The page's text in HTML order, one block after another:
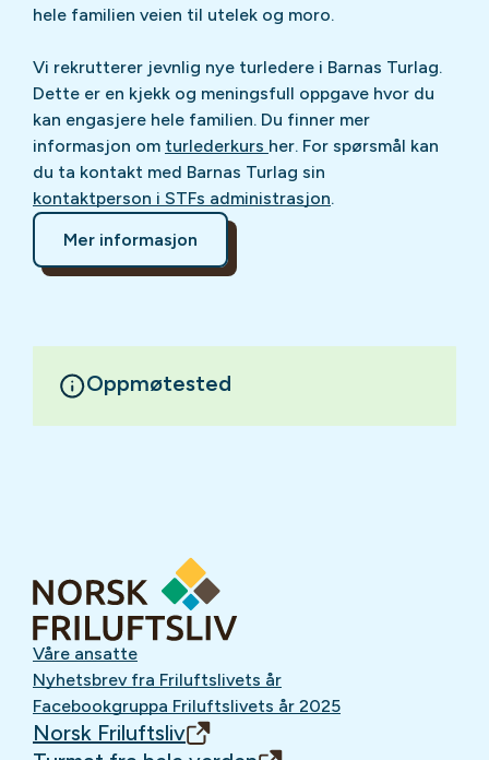
hele familien veien til utelek og moro.
Vi rekrutterer jevnlig nye turledere i Barnas Turlag.
Dette er en kjekk og meningsfull oppgave hvor du
kan engasjere hele familien. Du finner mer
informasjon om turlederkurs her. For spørsmål kan
du ta kontakt med Barnas Turlag sin
kontaktperson i STFs administrasjon.
Mer informasjon
Oppmøtested
Våre ansatte
Nyhetsbrev fra Friluftslivets år
Facebookgruppa Friluftslivets år 2025
Norsk Friluftsliv